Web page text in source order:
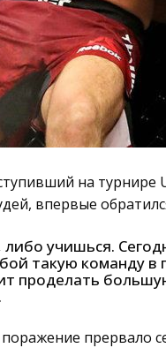
на турнире
впервые
учишься.
такую команду
проделать
прервало